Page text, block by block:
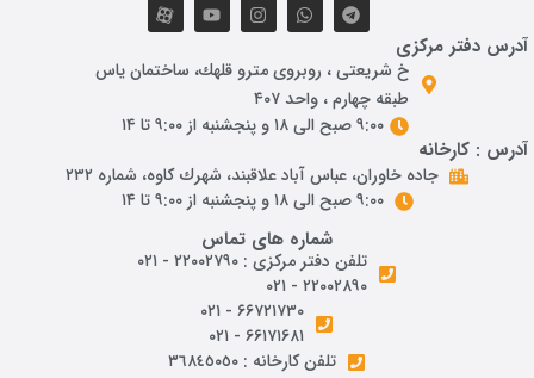
آدرس دفتر مرکزی
خ شريعتی ، روبروی مترو قلهك، ساختمان ياس
طبقه چهارم ، واحد ۴۰۷
۹:۰۰ صبح الی ۱۸ و پنجشنبه از ۹:۰۰ تا ۱۴
آدرس : کارخانه
جاده خاوران، عباس آباد علاقبند، شهرك كاوه، شماره ٢٣٢
۹:۰۰ صبح الی ۱۸ و پنجشنبه از ۹:۰۰ تا ۱۴
شماره های تماس
تلفن دفتر مرکزی : ۲۲۰۰۲۷۹۰ - ۰۲۱
۲۲۰۰۲۸۹۰ - ۰۲۱
۶۶۷۲۱۷۳۰ - ۰۲۱
۶۶۱۷۱۶۸۱ - ۰۲۱
تلفن کارخانه : ٣٦٨٤٥٠٥٠